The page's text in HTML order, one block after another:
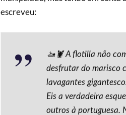
escreveu:
🚤🦞 A flotilla não
desfrutar do marisco
lavagantes
Eis a verdadeira
outros à portuguesa.